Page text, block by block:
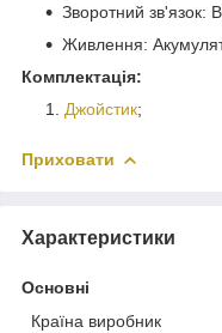
Зворотний зв'язок:
Живлення:
Комплектація:
Джойстик;
Приховати
Характеристики
Основні
Країна виробник